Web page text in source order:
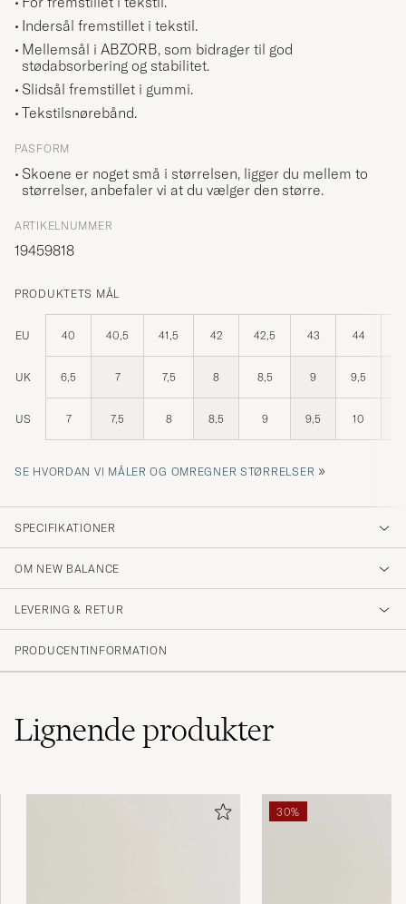
Indersål fremstillet i tekstil.
Mellemsål i ABZORB, som bidrager til god
stødabsorbering og stabilitet.
Slidsål fremstillet i gummi.
Tekstilsnørebånd.
PASFORM
Skoene er noget små i størrelsen, ligger du mellem to
størrelser, anbefaler vi at du vælger den større.
ARTIKELNUMMER
19459818
PRODUKTETS MÅL
EU 40 40,5 41,5 42 42,5 43 44
UK 6,5 7 7,5 8 8,5 9 9,5
US 7 7,5 8 8,5 9 9,5 10
SE HVORDAN VI MÅLER OG OMREGNER STØRRELSER »
SPECIFIKATIONER
OM NEW BALANCE
LEVERING & RETUR
PRODUCENTINFORMATION
Lignendeprodukter
30%